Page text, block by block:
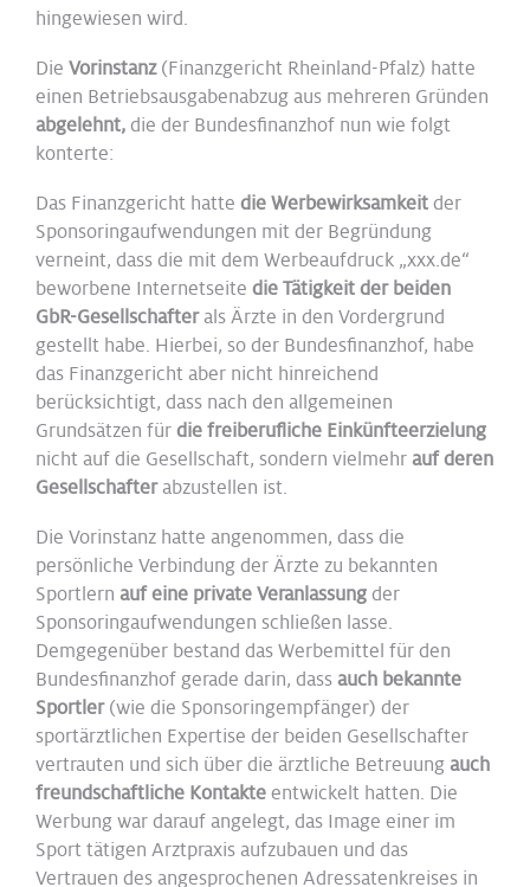
hingewiesen wird.
Die Vorinstanz(Finanzgericht Rheinland-Pfalz) hatte
einen Betriebsausgabenabzug aus mehreren Gründen
abgelehnt, die der Bundesfinanzhof nun wie folgt
konterte:
Das Finanzgericht hatte die Werbewirksamkeit der
Sponsoringaufwendungen mit der Begründung
verneint, dass die mit dem Werbeaufdruck „xxx.de“
beworbene Internetseite die Tätigkeit der beiden
GbR-Gesellschafterals Ärzte in den Vordergrund
gestellt habe. Hierbei, so der Bundesfinanzhof, habe
das Finanzgericht aber nicht hinreichend
berücksichtigt, dass nach den allgemeinen
Grundsätzen für die freiberufliche Einkünfteerzielung
nicht auf die Gesellschaft, sondern vielmehr auf deren
Gesellschafterabzustellen ist.
Die Vorinstanz hatte angenommen, dass die
persönliche Verbindung der Ärzte zu bekannten
Sportlern auf eine private Veranlassung der
Sponsoringaufwendungen schließen lasse.
Demgegenüber bestand das Werbemittel für den
Bundesfinanzhof gerade darin, dass auch bekannte
Sportler(wie die Sponsoringempfänger) der
sportärztlichen Expertise der beiden Gesellschafter
vertrauten und sich über die ärztliche Betreuung auch
freundschaftliche Kontakte entwickelt hatten. Die
Werbung war darauf angelegt, das Image einer im
Sport tätigen Arztpraxis aufzubauen und das
Vertrauen des angesprochenen Adressatenkreises in